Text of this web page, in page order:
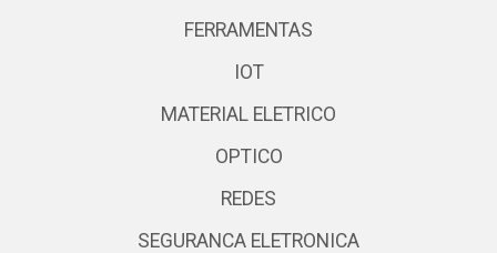
FERRAMENTAS
IOT
MATERIAL ELETRICO
OPTICO
REDES
SEGURANCA ELETRONICA